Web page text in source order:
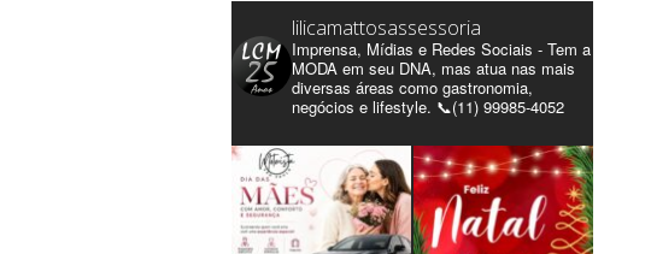
lilicamattosassessoria
Imprensa, Mídias e Redes Sociais - Tem a
MODA em seu DNA, mas atua nas mais
diversas áreas como gastronomia,
negócios e lifestyle. 📞(11) 99985-4052